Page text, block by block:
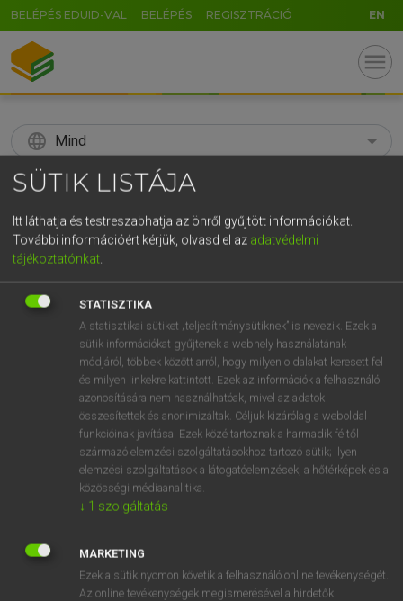
BELÉPÉS EDUID-VAL BELÉPÉS REGISZTRÁCIÓ EN
menu
language Mind
search
KERESÉS
Díjmentes angol szótár
mn hamis(ított)
⚲ spuriouskeresése szótárainkban
DÍJMENTES ANGOL SZÓTÁR
spurge
SÜTIK LISTÁJA
Itt láthatja és testreszabhatja az önről gyűjtött információkat.
További információért kérjük, olvasd el az adatvédelmi
tájékoztatónkat
STATISZTIKA
A statisztikai sütiket „teljesítménysütiknek” is nevezik. Ezek a
sütik információkat gyűjtenek a webhely használatának
módjáról, többek között arról, hogy milyen oldalakat keresett fel
és milyen linkekre kattintott. Ezek az információk a felhasználó
azonosítására nem használhatóak, mivel az adatok
összesítettek és anonimizáltak. Céljuk kizárólag a weboldal
funkcióinak javítása. Ezek közé tartoznak a harmadik féltől
származó elemzési szolgáltatásokhoz tartozó sütik; ilyen
elemzési szolgáltatások a látogatóelemzések, a hőtérképek és a
közösségi médiaanalitika.
↓ 1 szolgáltatás
MARKETING
Ezek a sütik nyomon követik a felhasználó online tevékenységét.
Az online tevékenységek megismerésével a hirdetők
GR
5 6 7 8 9 ö ü ó
r t z u i o p ő ú
k l ű
n m , . AltGr